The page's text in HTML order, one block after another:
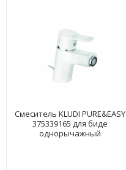
Смеситель KLUDI PURE&EASY
375339165 для биде
однорычажный